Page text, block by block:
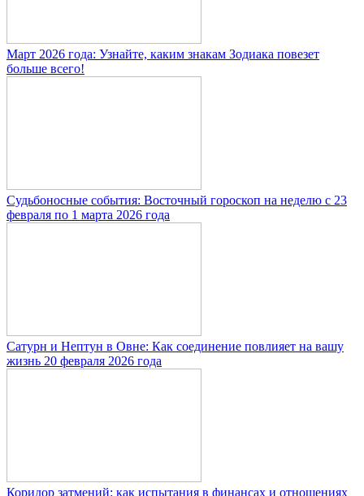
Март 2026 года: Узнайте, каким знакам Зодиака повезет
больше всего!
Судьбоносные события: Восточный гороскоп на неделю с 23
февраля по 1 марта 2026 года
Сатурн и Нептун в Овне: Как соединение повлияет на вашу
жизнь 20 февраля 2026 года
Коридор затмений: как испытания в финансах и отношениях